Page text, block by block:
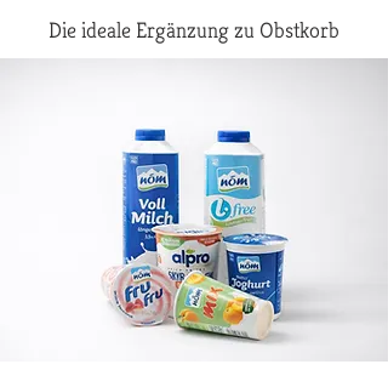
Die ideale Ergänzung zu Obstkorb